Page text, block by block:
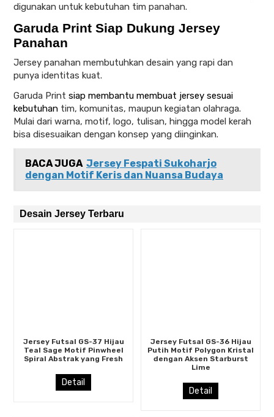
digunakan untuk kebutuhan tim panahan.
Garuda Print Siap Dukung Jersey
Panahan
Jersey panahan membutuhkan desain yang rapi dan
punya identitas kuat.
Garuda Print siap membantu membuat jersey sesuai
kebutuhan tim, komunitas, maupun kegiatan olahraga.
Mulai dari warna, motif, logo, tulisan, hingga model kerah
bisa disesuaikan dengan konsep yang diinginkan.
BACA JUGA Jersey Fespati Sukoharjo
dengan Motif Keris dan Nuansa Budaya
Desain Jersey Terbaru
Jersey Futsal GS-37 Hijau
Teal Sage Motif Pinwheel
Spiral Abstrak yang Fresh
Detail
Jersey Futsal GS-36 Hijau
Putih Motif Polygon Kristal
dengan Aksen Starburst
Lime
Detail